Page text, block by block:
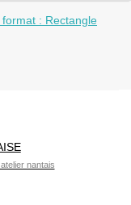
: Rectangle
nantais